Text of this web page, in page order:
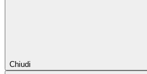
Chiudi